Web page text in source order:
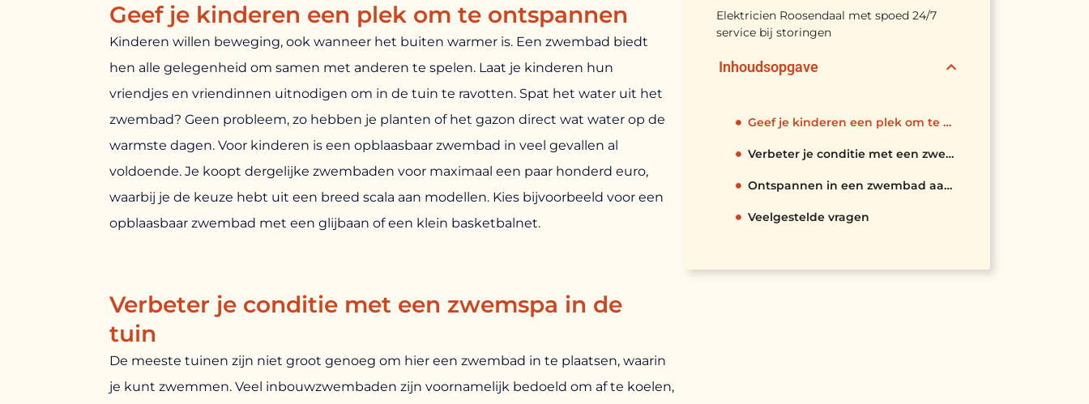
Geef je kinderen een plek om te ontspannen
Kinderen willen beweging, ook wanneer het buiten warmer is. Een zwembad biedt
hen alle gelegenheid om samen met anderen te spelen. Laat je kinderen hun
vriendjes en vriendinnen uitnodigen om in de tuin te ravotten. Spat het water uit het
zwembad? Geen probleem, zo hebben je planten of het gazon direct wat water op de
warmste dagen. Voor kinderen is een opblaasbaar zwembad in veel gevallen al
voldoende. Je koopt dergelijke zwembaden voor maximaal een paar honderd euro,
waarbij je de keuze hebt uit een breed scala aan modellen. Kies bijvoorbeeld voor een
opblaasbaar zwembad met een glijbaan of een klein basketbalnet.
Verbeter je conditie met een zwemspa in de
tuin
De meeste tuinen zijn niet groot genoeg om hier een zwembad in te plaatsen, waarin
je kunt zwemmen. Veel inbouwzwembaden zijn voornamelijk bedoeld om af te koelen,
Elektricien Roosendaal met spoed 24/7
service bij storingen
Inhoudsopgave
Geef je kinderen een plek om te ontspannen
Verbeter je conditie met een zwemspa in de tuin
Ontspannen in een zwembad aan het eind van de dag
Veelgestelde vragen